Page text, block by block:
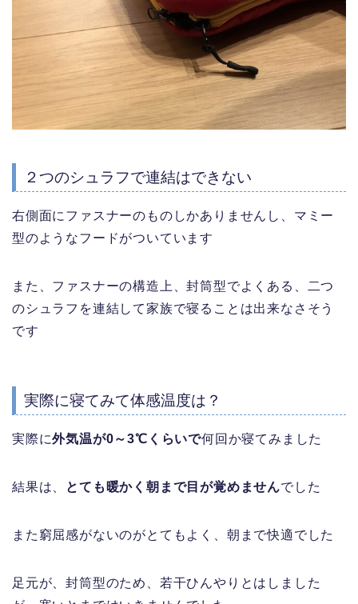
２つのシュラフで連結はできない
右側面にファスナーのものしかありませんし、マミー
型のようなフードがついています
また、ファスナーの構造上、封筒型でよくある、二つ
のシュラフを連結して家族で寝ることは出来なさそう
です
実際に寝てみて体感温度は？
実際に外気温が0～3℃くらいで何回か寝てみました
結果は、 とても暖かく朝まで目が覚めませんでした
また窮屈感がないのがとてもよく、朝まで快適でした
足元が、封筒型のため、若干ひんやりとはしました